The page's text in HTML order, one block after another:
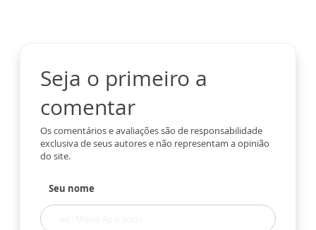
Seja o primeiro a
comentar
Os comentários e avaliações são de responsabilidade
exclusiva de seus autores e não representam a opinião
do site.
Seu nome